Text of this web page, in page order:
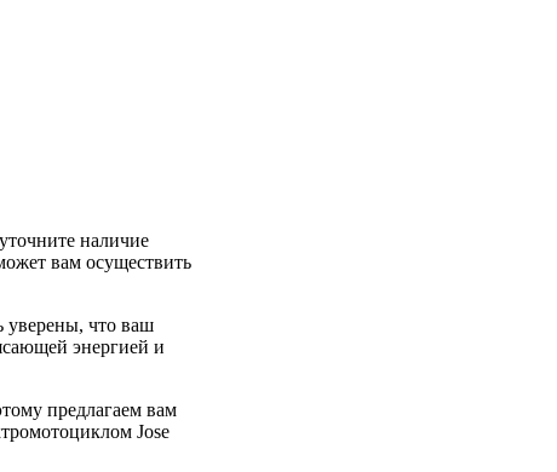
наличие
вам осуществить
что ваш
энергией и
предлагаем вам
Jose